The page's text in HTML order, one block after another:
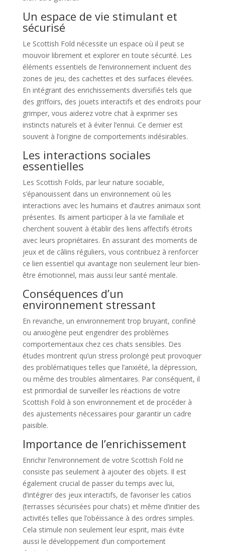
Un espace de vie stimulant et
sécurisé
Le Scottish Fold nécessite un espace où il peut se
mouvoir librement et explorer en toute sécurité. Les
éléments essentiels de l’environnement incluent des
zones de jeu, des cachettes et des surfaces élevées.
En intégrant des enrichissements diversifiés tels que
des griffoirs, des jouets interactifs et des endroits pour
grimper, vous aiderez votre chat à exprimer ses
instincts naturels et à éviter l’ennui. Ce dernier est
souvent à l’origine de comportements indésirables.
Les interactions sociales
essentielles
Les Scottish Folds, par leur nature sociable,
s’épanouissent dans un environnement où les
interactions avec les humains et d’autres animaux sont
présentes. Ils aiment participer à la vie familiale et
cherchent souvent à établir des liens affectifs étroits
avec leurs propriétaires. En assurant des moments de
jeux et de câlins réguliers, vous contribuez à renforcer
ce lien essentiel qui avantage non seulement leur bien-
être émotionnel, mais aussi leur santé mentale.
Conséquences d’un
environnement stressant
En revanche, un environnement trop bruyant, confiné
ou anxiogène peut engendrer des problèmes
comportementaux chez ces chats sensibles. Des
études montrent qu’un stress prolongé peut provoquer
des problématiques telles que l’anxiété, la dépression,
ou même des troubles alimentaires. Par conséquent, il
est primordial de surveiller les réactions de votre
Scottish Fold à son environnement et de procéder à
des ajustements nécessaires pour garantir un cadre
paisible.
Importance de l’enrichissement
Enrichir l’environnement de votre Scottish Fold ne
consiste pas seulement à ajouter des objets. Il est
également crucial de passer du temps avec lui,
d’intégrer des jeux interactifs, de favoriser les catios
(terrasses sécurisées pour chats) et même d’initier des
activités telles que l’obéissance à des ordres simples.
Cela stimule non seulement leur esprit, mais évite
aussi le développement d’un comportement